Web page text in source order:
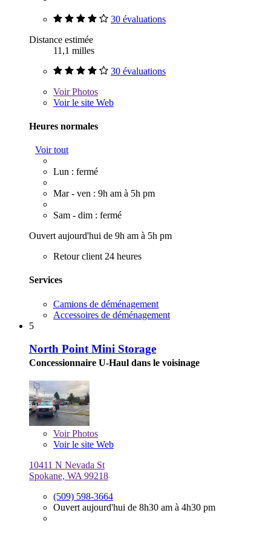
30 évaluations
Distance estimée
11,1 milles
30 évaluations
VoirPhotos
Voir le site Web
Heures normales
Voir tout
Lun : fermé
Mar - ven : 9h am à 5h pm
Sam - dim : fermé
Ouvert aujourd'hui de 9h am à 5h pm
Retour client 24 heures
Services
Camions de déménagement
Accessoires de déménagement
5
North Point Mini Storage
Concessionnaire U-Haul dans le voisinage
VoirPhotos
Voir le site Web
10411 N Nevada St
Spokane, WA 99218
(509) 598-3664
Ouvert aujourd'hui de 8h30 am à 4h30 pm